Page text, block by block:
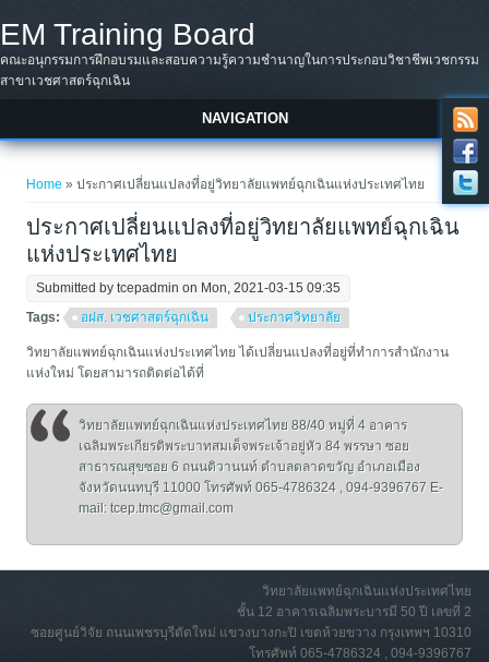
EM Training Board
คณะอนุกรรมการฝึกอบรมและสอบความรู้ความชำนาญในการประกอบวิชาชีพเวชกรรม
สาขาเวชศาสตร์ฉุกเฉิน
NAVIGATION
You are here
Home » ประกาศเปลี่ยนแปลงที่อยู่วิทยาลัยแพทย์ฉุกเฉินแห่งประเทศไทย
ประกาศเปลี่ยนแปลงที่อยู่วิทยาลัยแพทย์ฉุกเฉิน
แห่งประเทศไทย
Submitted bytcepadmin on Mon, 2021-03-15 09:35
Tags:
อฝส. เวชศาสตร์ฉุกเฉิน ประกาศวิทยาลัย
วิทยาลัยแพทย์ฉุกเฉินแห่งประเทศไทย ได้เปลี่ยนแปลงที่อยู่ที่ทำการสำนักงาน
แห่งใหม่ โดยสามารถติดต่อได้ที่
วิทยาลัยแพทย์ฉุกเฉินแห่งประเทศไทย 88/40 หมู่ที่ 4 อาคาร
เฉลิมพระเกียรติพระบาทสมเด็จพระเจ้าอยู่หัว 84 พรรษา ซอย
สาธารณสุขซอย 6 ถนนติวานนท์ ตำบลตลาดขวัญ อำเภอเมือง
จังหวัดนนทบุรี 11000 โทรศัพท์ 065-4786324 , 094-9396767 E-
mail: tcep.tmc@gmail.com
วิทยาลัยแพทย์ฉุกเฉินแห่งประเทศไทย
ชั้น 12 อาคารเฉลิมพระบารมี 50 ปี เลขที่ 2
ซอยศูนย์วิจัย ถนนเพชรบุรีตัดใหม่ แขวงบางกะปิ เขตห้วยขวาง กรุงเทพฯ 10310
โทรศัพท์ 065-4786324 , 094-9396767